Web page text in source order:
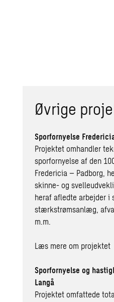
Øvrige
Sporfornyelse
Projektet omhandler
sporfornyelse af den
Fredericia – Padborg,
skinne- og
heraf afledte arbejder i
stærkstrømsanlæg,
m.m.
Læs mere om projektet
Sporfornyelse og
Langå
Projektet omfattede